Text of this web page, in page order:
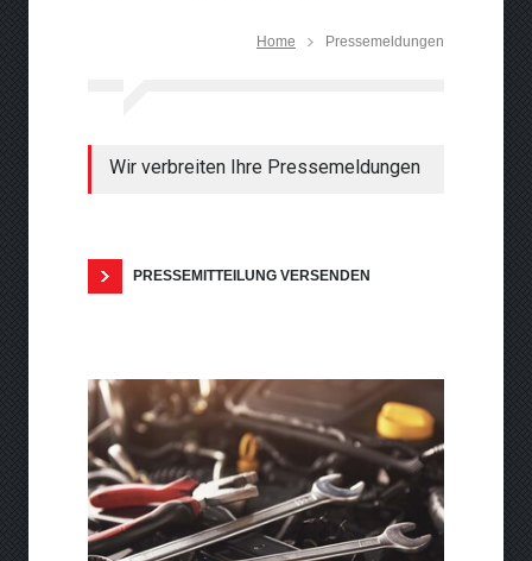
Neue Horizonte der
Performance: Fortschritte in
Home Pressemeldungen
Wir verbreiten Ihre Pressemeldungen
PRESSEMITTEILUNG VERSENDEN